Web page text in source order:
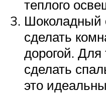
теплого
Шоколадный
сделать
дорогой. Для
сделать
это